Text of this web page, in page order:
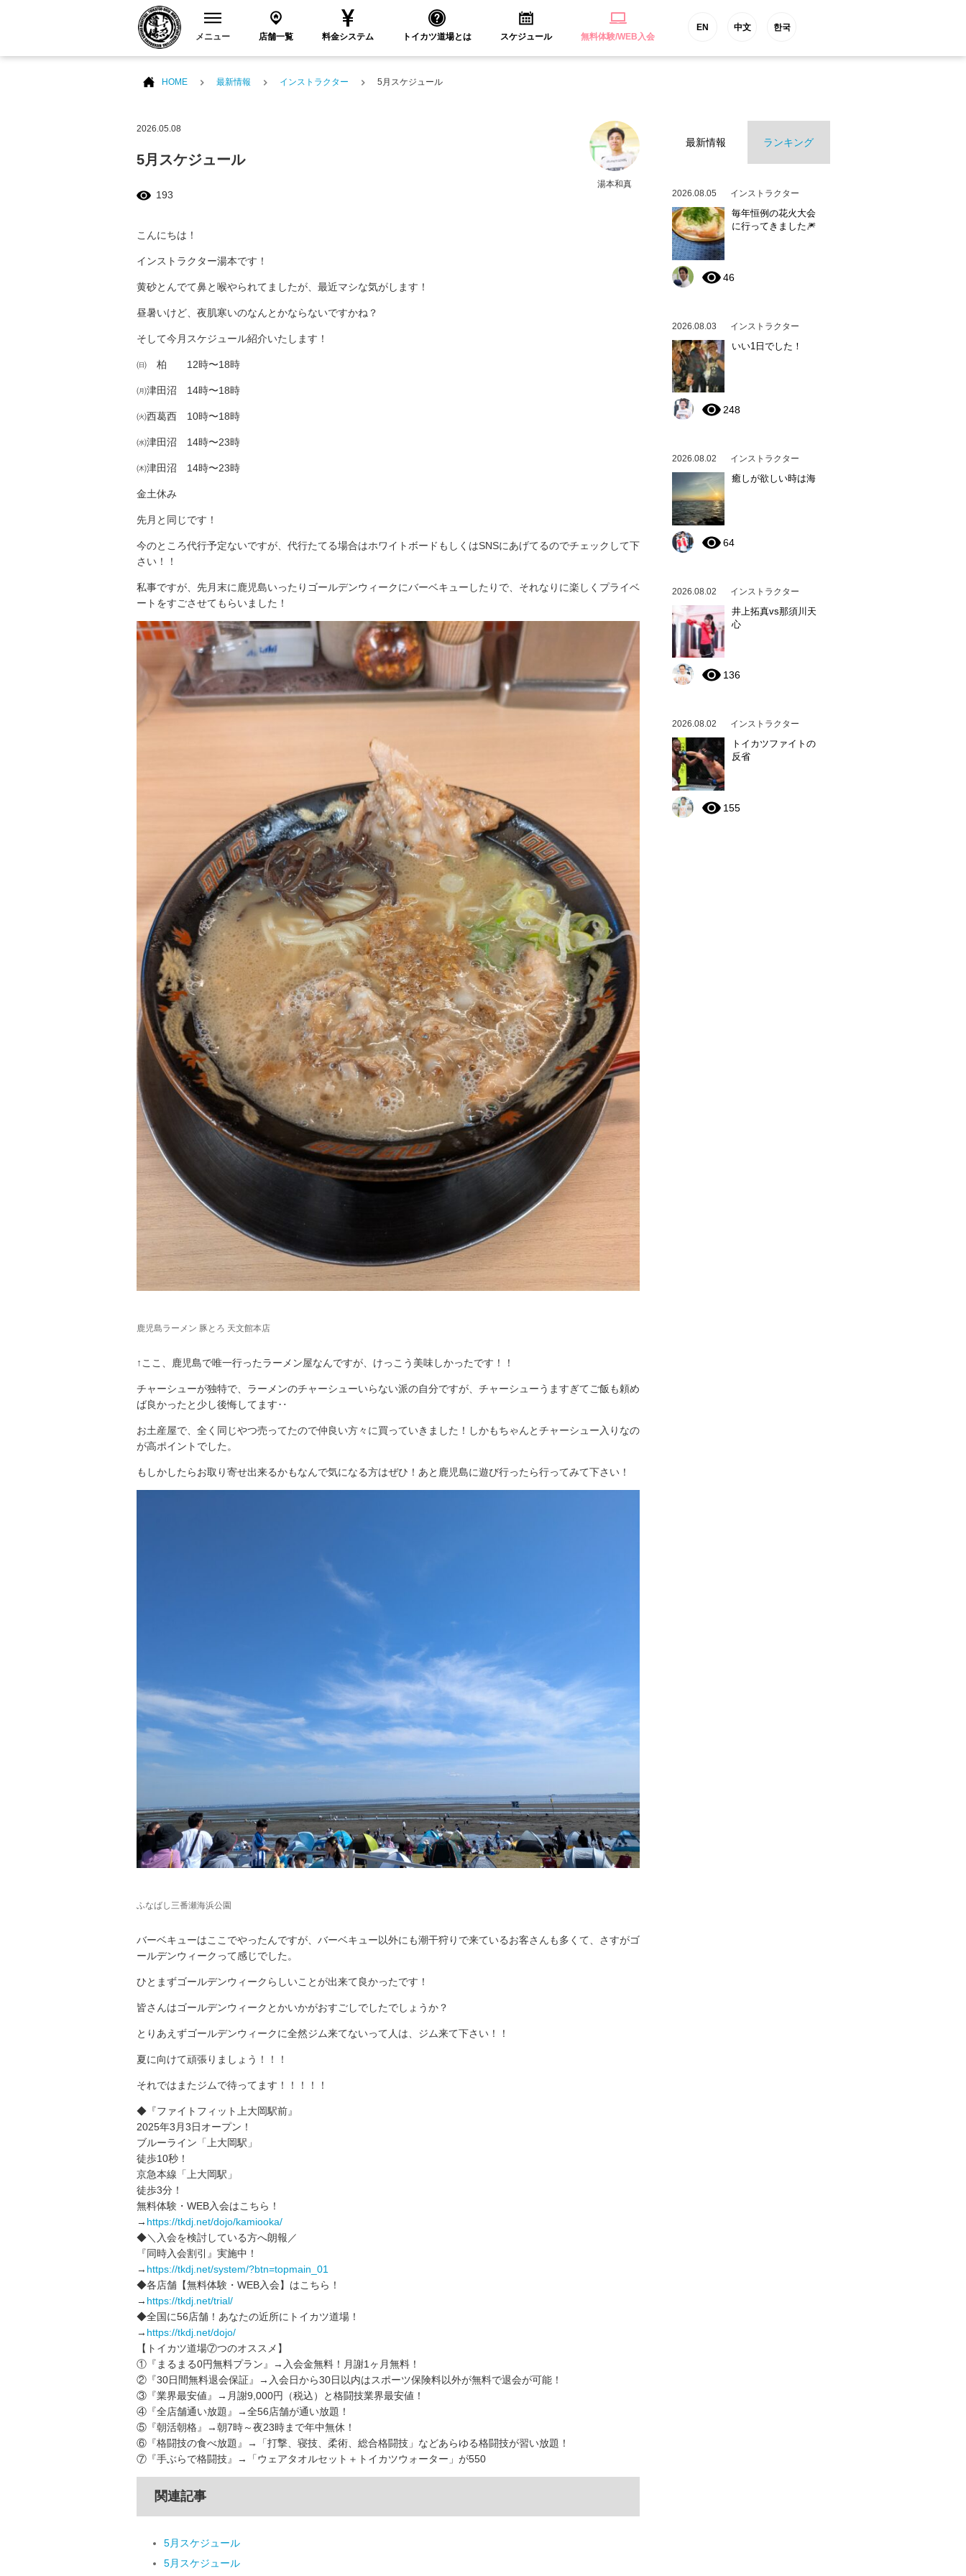
メニュー 店舗一覧 料金システム トイカツ道場とは スケジュール 無料体験/WEB入会
EN 中文 한국
HOME 最新情報 インストラクター 5月スケジュール
湯本和真
2026.05.08
5月スケジュール
193
こんにちは！
インストラクター湯本です！
黄砂とんでて鼻と喉やられてましたが、最近マシな気がします！
昼暑いけど、夜肌寒いのなんとかならないですかね？
そして今月スケジュール紹介いたします！
㈰ 柏 12時〜18時
㈪津田沼 14時〜18時
㈫西葛西 10時〜18時
㈬津田沼 14時〜23時
㈭津田沼 14時〜23時
金土休み
先月と同じです！
今のところ代行予定ないですが、代行たてる場合はホワイトボードもしくはSNSにあげてるのでチェックして下
さい！！
私事ですが、先月末に鹿児島いったりゴールデンウィークにバーベキューしたりで、それなりに楽しくプライベ
ートをすごさせてもらいました！
鹿児島ラーメン 豚とろ 天文館本店
↑ここ、鹿児島で唯一行ったラーメン屋なんですが、けっこう美味しかったです！！
チャーシューが独特で、ラーメンのチャーシューいらない派の自分ですが、チャーシューうますぎてご飯も頼め
ば良かったと少し後悔してます‥
お土産屋で、全く同じやつ売ってたので仲良い方々に買っていきました！しかもちゃんとチャーシュー入りなの
が高ポイントでした。
もしかしたらお取り寄せ出来るかもなんで気になる方はぜひ！あと鹿児島に遊び行ったら行ってみて下さい！
ふなばし三番瀬海浜公園
バーベキューはここでやったんですが、バーベキュー以外にも潮干狩りで来ているお客さんも多くて、さすがゴ
ールデンウィークって感じでした。
ひとまずゴールデンウィークらしいことが出来て良かったです！
皆さんはゴールデンウィークとかいかがおすごしでしたでしょうか？
とりあえずゴールデンウィークに全然ジム来てないって人は、ジム来て下さい！！
夏に向けて頑張りましょう！！！
それではまたジムで待ってます！！！！！
◆『ファイトフィット上大岡駅前』
2025年3月3日オープン！
ブルーライン「上大岡駅」
徒歩10秒！
京急本線「上大岡駅」
徒歩3分！
無料体験・WEB入会はこちら！
→ https://tkdj.net/dojo/kamiooka/
◆＼入会を検討している方へ朗報／
『同時入会割引』実施中！
→ https://tkdj.net/system/?btn=topmain_01
◆各店舗【無料体験・WEB入会】はこちら！
→ https://tkdj.net/trial/
◆全国に56店舗！あなたの近所にトイカツ道場！
→ https://tkdj.net/dojo/
【トイカツ道場⑦つのオススメ】
①『まるまる0円無料プラン』→入会金無料！月謝1ヶ月無料！
②『30日間無料退会保証』→入会日から30日以内はスポーツ保険料以外が無料で退会が可能！
③『業界最安値』→月謝9,000円（税込）と格闘技業界最安値！
④『全店舗通い放題』→全56店舗が通い放題！
⑤『朝活朝格』→朝7時～夜23時まで年中無休！
⑥『格闘技の食べ放題』→「打撃、寝技、柔術、総合格闘技」などあらゆる格闘技が習い放題！
⑦『手ぶらで格闘技』→「ウェアタオルセット＋トイカツウォーター」が550
関連記事
5月スケジュール
5月スケジュール
最新情報 ランキング
2026.08.05 インストラクター
毎年恒例の花火大会
に行ってきました🎆
46
2026.08.03 インストラクター
いい1日でした！
248
2026.08.02 インストラクター
癒しが欲しい時は海
64
2026.08.02 インストラクター
井上拓真vs那須川天
心
136
2026.08.02 インストラクター
トイカツファイトの
反省
155